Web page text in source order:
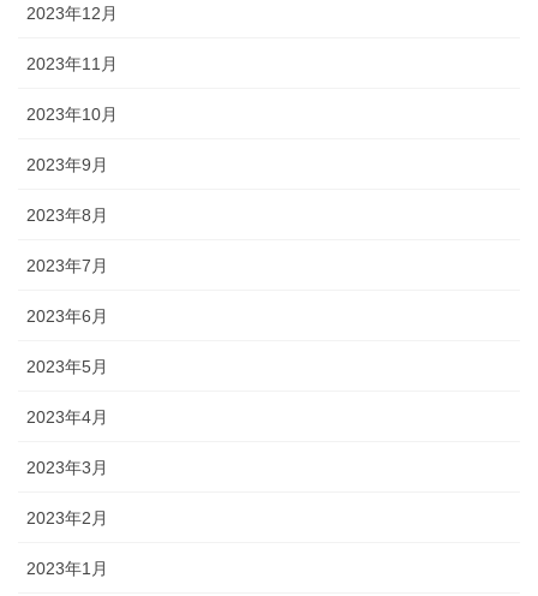
2023年12月
2023年11月
2023年10月
2023年9月
2023年8月
2023年7月
2023年6月
2023年5月
2023年4月
2023年3月
2023年2月
2023年1月